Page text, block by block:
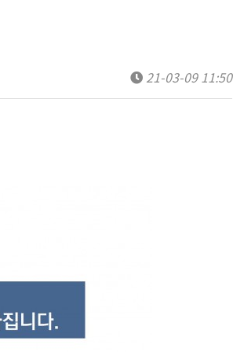
21-03-09 11:50